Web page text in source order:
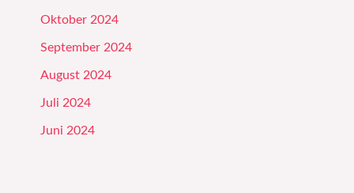
Oktober 2024
September 2024
August 2024
Juli 2024
Juni 2024